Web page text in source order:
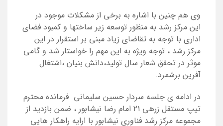
وی هم چنین با اشاره به برخی از مشکلات موجود در
این مرکز رشد به منظور توسعه زیر ساختها و کمبود فضای
اداری با توجه به تقاضای زیاد مبنی بر استقرار در این
مرکز رشد ، توجه ویژه به این مهم را خواستار شد و گامی
موثر در تحقق شعار سال تولید،دانش بنیان ،اشتغال
آفرین برشمرد.
در ادامه ی جلسه سردار حسین سلیمانی فرمانده محترم
تیپ مستقل زرهی ۲۱ امام رضا نیشابور ، ضمن بازدید از
مجموعه مرکز رشد فناوری نیشابور با ارایه راهکار هایی